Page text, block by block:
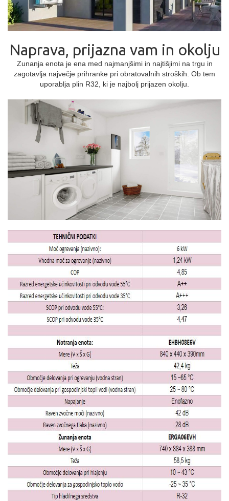
Naprava, prijazna vam in okolju
Zunanja enota je ena med najmanjšimi in najtišjimi na trgu in
zagotavlja največje prihranke pri obratovalnih stroških. Ob tem
uporablja plin R32, ki je najbolj prijazen okolju.